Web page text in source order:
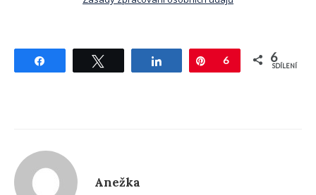
Tweetnout Sdílet Pin
6 6
SDÍLENÍ
Anežka